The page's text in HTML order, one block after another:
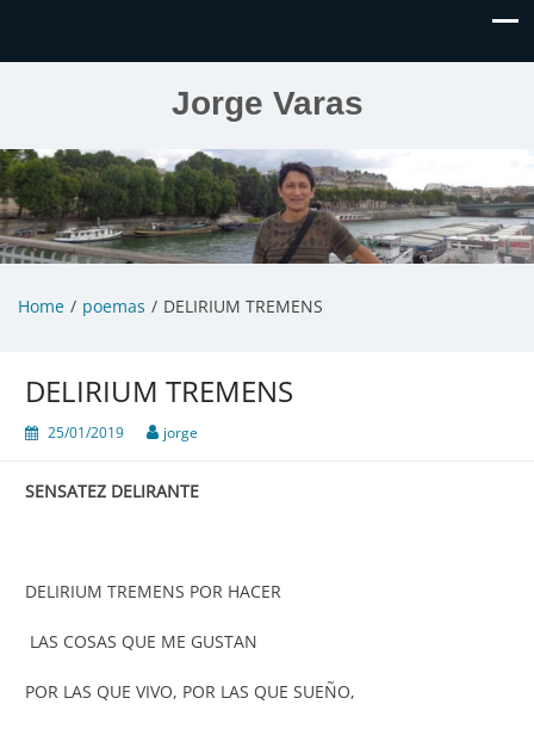
Jorge Varas
Home poemas DELIRIUM TREMENS
DELIRIUM TREMENS
25/01/2019 jorge
SENSATEZ DELIRANTE
DELIRIUM TREMENS POR HACER
LAS COSAS QUE ME GUSTAN
POR LAS QUE VIVO, POR LAS QUE SUEÑO,